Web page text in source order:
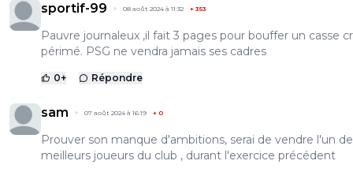
sportif-99 08 août 2024 à 11:32 + 353
Pauvre journaleux ,il fait 3 pages pour bouffer un casse
périmé. PSG ne vendra jamais ses cadres
0+ Répondre
sam 07 août 2024 à 16:19 + 0
Prouver son manque d'ambitions, serai de vendre l'un
meilleurs joueurs du club , durant l'exercice précédent